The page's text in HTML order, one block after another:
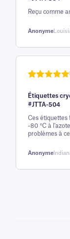
base d'
évaluation
Reçu comme
Anonyme
5 sur la
base d'
évaluation
client
Étiquettes
#JTTA-504
Ces étiquettes
-80 °C à
problèmes à
Anonyme